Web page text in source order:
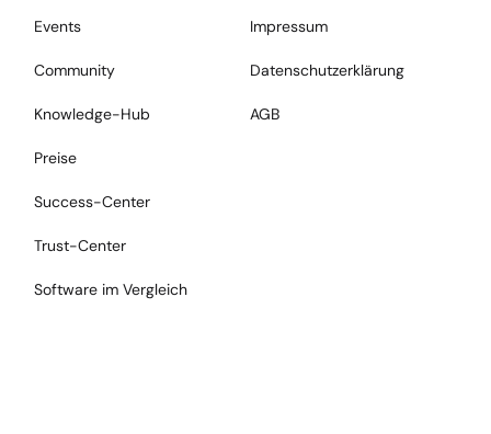
Events
Community
Knowledge-Hub
Preise
Success-Center
Trust-Center
Software im Vergleich
Impressum
Datenschutzerklärung
AGB